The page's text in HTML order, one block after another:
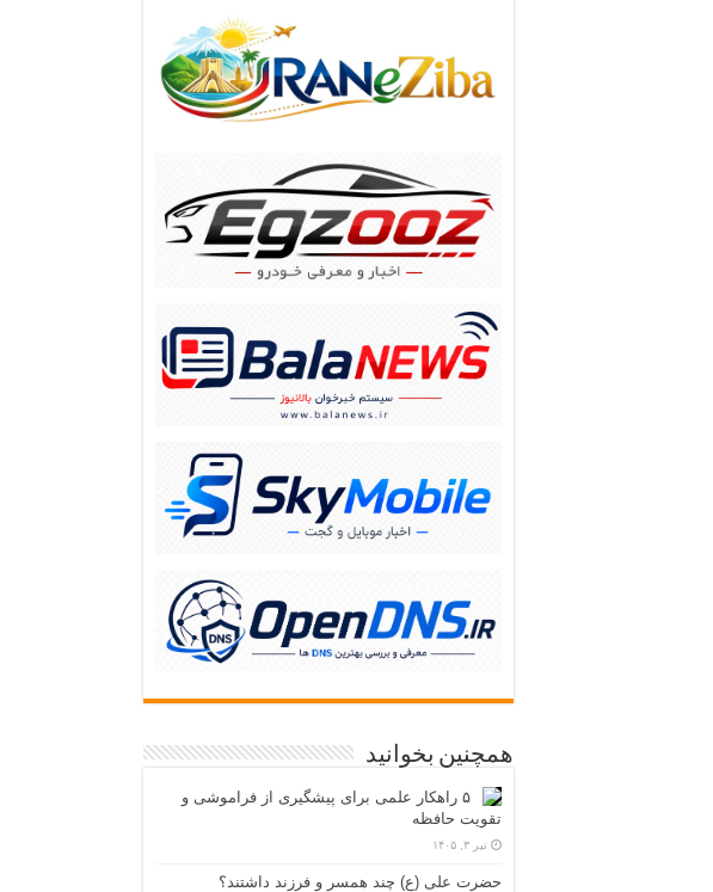
همچنین بخوانید
۵ راهکار علمی برای پیشگیری از فراموشی و
تقویت حافظه
تیر ۳, ۱۴۰۵
حضرت علی (ع) چند همسر و فرزند داشتند؟